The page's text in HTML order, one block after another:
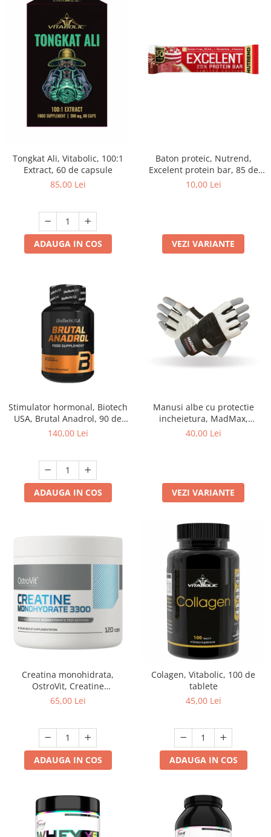
Tongkat Ali, Vitabolic, 100:1
Extract, 60 de capsule
85,00 Lei
ADAUGA IN COS
Baton proteic, Nutrend,
Excelent protein bar, 85 de
grame
10,00 Lei
VEZI VARIANTE
Stimulator hormonal, Biotech
USA, Brutal Anadrol, 90 de
capsule
140,00 Lei
ADAUGA IN COS
Manusi albe cu protectie
incheietura, MadMax,
Professional workout gloves,
40,00 Lei
VEZI VARIANTE
Creatina monohidrata,
OstroVit, Creatine
monohydrate tabs 3300, 120
65,00 Lei
ADAUGA IN COS
Colagen, Vitabolic, 100 de
tablete
45,00 Lei
ADAUGA IN COS